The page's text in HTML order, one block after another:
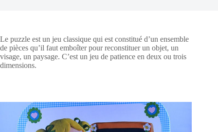
Le puzzle est un jeu classique qui est constitué d’un ensemble
de pièces qu’il faut emboîter pour reconstituer un objet, un
visage, un paysage. C’est un jeu de patience en deux ou trois
dimensions.